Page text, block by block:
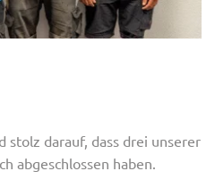
stolz darauf, dass drei unserer
abgeschlossen haben.